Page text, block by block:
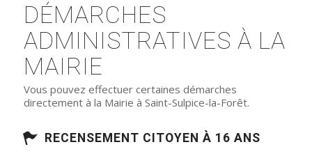
DÉMARCHES
ADMINISTRATIVES À LA
MAIRIE
Vous pouvez effectuer certaines démarches
directement à la Mairie à Saint-Sulpice-la-Forêt.
RECENSEMENT CITOYEN À 16 ANS